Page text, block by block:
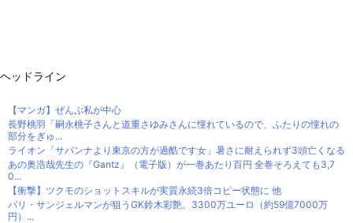
ヘッドライン
【マンガ】ぜんぶ私が中心
長野桃羽「嗣永桃子さんと道重さゆみさんに憧れているので、ふたりの憧れの
部分をぎゅ...
ライオン「サバンナより東京の方が過酷です女」暑さに耐えられず3頭亡くなる
あの奥浩哉先生の『Gantz』（電子版）が一巻あたり百円 全巻そろえても3,7
0...
【衝撃】ツクモのショットスキルが実質永続3倍コピー状態に 他
パリ・サンジェルマンが狙うGK鈴木彩艶。3300万ユーロ（約59億7000万
円）...